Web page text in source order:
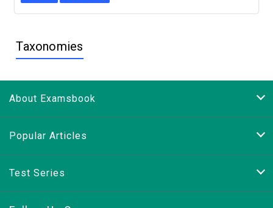
Taxonomies
About Examsbook
Popular Articles
Test Series